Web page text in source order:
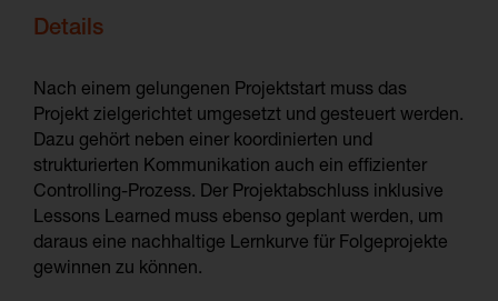
Details
Nach einem gelungenen Projektstart muss das
Projekt zielgerichtet umgesetzt und gesteuert werden.
Dazu gehört neben einer koordinierten und
strukturierten Kommunikation auch ein effizienter
Controlling-Prozess. Der Projektabschluss inklusive
Lessons Learned muss ebenso geplant werden, um
daraus eine nachhaltige Lernkurve für Folgeprojekte
gewinnen zu können.